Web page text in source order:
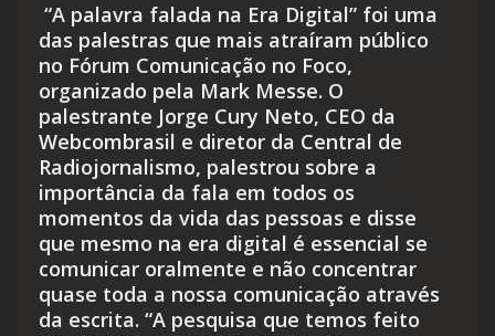
“A palavra falada na Era Digital” foi uma
das palestras que mais atraíram público
no Fórum Comunicação no Foco,
organizado pela Mark Messe. O
palestrante Jorge Cury Neto, CEO da
Webcombrasil e diretor da Central de
Radiojornalismo, palestrou sobre a
importância da fala em todos os
momentos da vida das pessoas e disse
que mesmo na era digital é essencial se
comunicar oralmente e não concentrar
quase toda a nossa comunicação através
da escrita. “A pesquisa que temos feito